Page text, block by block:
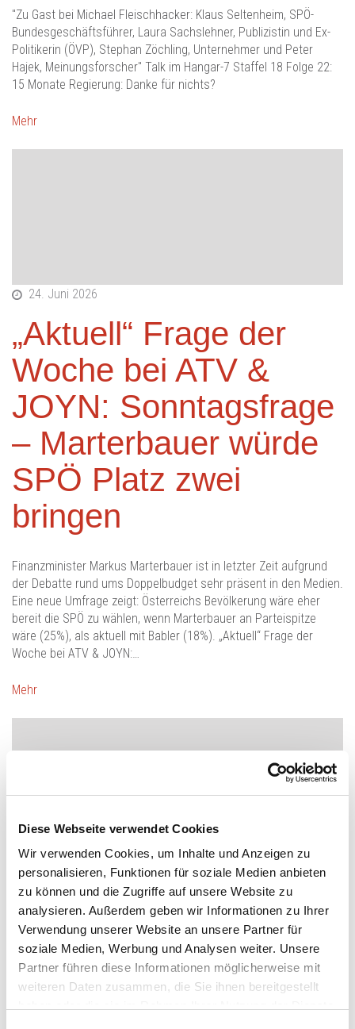
Diese Webseite verwendet Cookies
Wir verwenden Cookies, um Inhalte und Anzeigen zu
personalisieren, Funktionen für soziale Medien anbieten
zu können und die Zugriffe auf unsere Website zu
analysieren. Außerdem geben wir Informationen zu Ihrer
Verwendung unserer Website an unsere Partner für
soziale Medien, Werbung und Analysen weiter. Unsere
Partner führen diese Informationen möglicherweise mit
weiteren Daten zusammen, die Sie ihnen bereitgestellt
"Zu Gast bei Michael Fleischhacker: Klaus Seltenheim, SPÖ-
Bundesgeschäftsführer, Laura Sachslehner, Publizistin und Ex-
Politikerin (ÖVP), Stephan Zöchling, Unternehmer und Peter
Hajek, Meinungsforscher" Talk im Hangar-7 Staffel 18 Folge 22:
15 Monate Regierung: Danke für nichts?
Mehr
24. Juni 2026
„Aktuell“ Frage der
Woche bei ATV &
JOYN: Sonntagsfrage
– Marterbauer würde
SPÖ Platz zwei
bringen
Finanzminister Markus Marterbauer ist in letzter Zeit aufgrund
der Debatte rund ums Doppelbudget sehr präsent in den Medien.
Eine neue Umfrage zeigt: Österreichs Bevölkerung wäre eher
bereit die SPÖ zu wählen, wenn Marterbauer an Parteispitze
wäre (25%), als aktuell mit Babler (18%). „Aktuell“ Frage der
Woche bei ATV & JOYN:…
Mehr
„Optimistisch bin ich
für die
Bundesregierung ganz
und gar nicht“: